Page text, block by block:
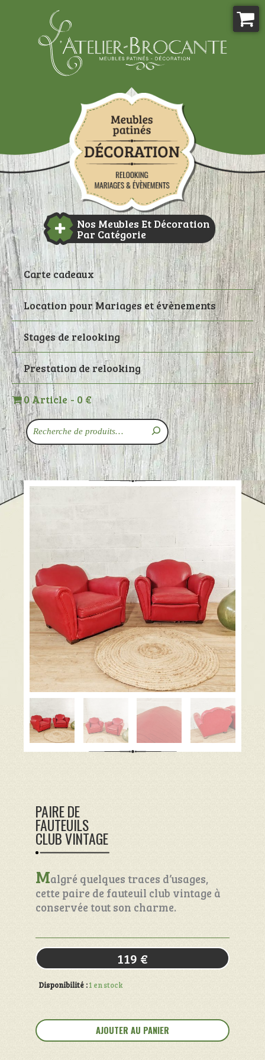
Nos Meubles Et Décoration
Par Catégorie
Carte cadeaux
Location pour Mariages et évènements
Stages de relooking
Prestation de relooking
0 Article 0 €
Recherche
Malgré quelques traces d’usages,
cette paire de fauteuil club vintage à
conservée tout son charme.
PAIRE DE
FAUTEUILS
CLUB VINTAGE
119 €
Disponibilité :1 en stock
de
Paire
AJOUTER AU PANIER